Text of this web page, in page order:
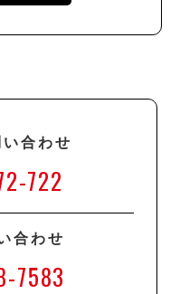
合わせ
722
合わせ
7583